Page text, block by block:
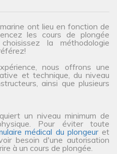
ont lieu en fonction de
les cours de plongée
la méthodologie
nous offrons une
et technique, du niveau
ainsi que plusieurs
un niveau minimum de
Pour éviter toute
médical du plongeuret
besoin d'une autorisation
à un cours de plongée.